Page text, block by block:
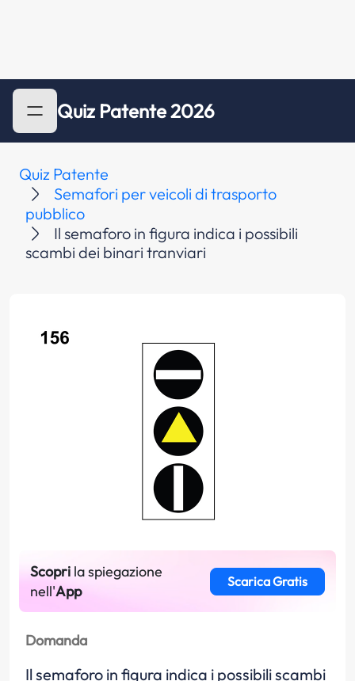
Quiz Patente 2026
Quiz Patente
Semafori per veicoli di trasporto
pubblico
Il semaforo in figura indica i possibili
scambi dei binari tranviari
Scopri la spiegazione
nell'App
Scarica Gratis
Domanda
Il semaforo in figura indica i possibili scambi